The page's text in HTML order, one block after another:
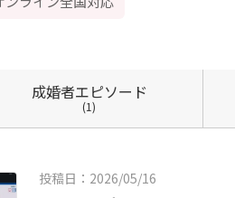
成婚者エピソード
(1)
投稿日：2026/05/16